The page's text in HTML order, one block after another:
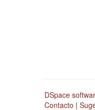
DSpace
Contacto |